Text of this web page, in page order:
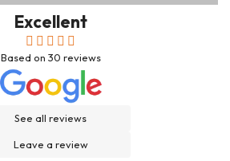
Excellent
Based on 30 reviews
See all reviews
Leave a review